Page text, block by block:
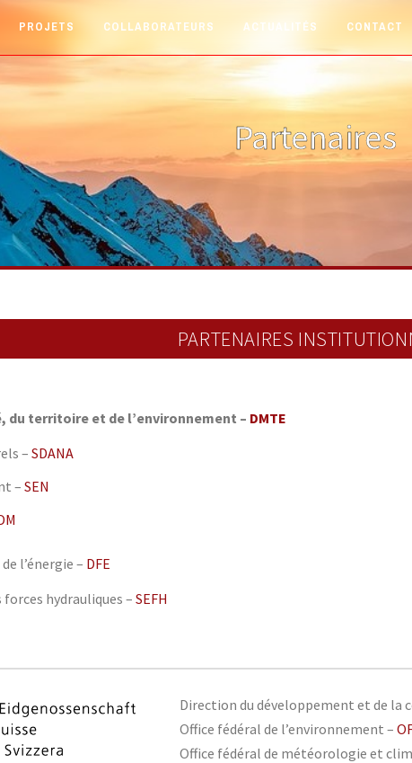
PROJETS COLLABORATEURS ACTUALITÉS CONTACT
Partenaires
PARTENAIRES
du territoire et de l’environnement – DMTE
– SDANA
–SEN
l’énergie – DFE
forces hydrauliques – SEFH
Direction du développement et de la
Office fédéral de l’environnement –
Office fédéral de météorologie et